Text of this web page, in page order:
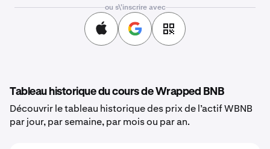
ou s\'inscrire avec
Tableau historique du cours de Wrapped BNB
Découvrir le tableau historique des prix de l’actif WBNB
par jour, par semaine, par mois ou par an.